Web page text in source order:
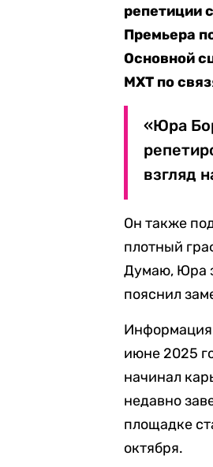
репетиции
Премьера
Основной
МХТ по
«Юра
взгляд
Он также
плотный
Думаю, Юра
пояснил
Информация
июне 2025
начинал
недавно
площадке
октября.